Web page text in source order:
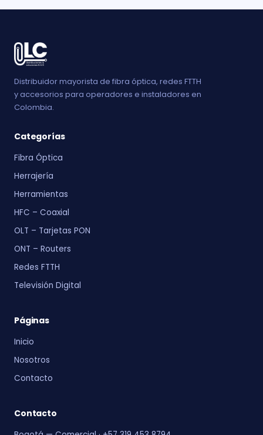
Distribuidor mayorista de fibra óptica, redes FTTH
y accesorios para operadores e instaladores en
Colombia.
Categorías
Fibra Óptica
Herrajería
Herramientas
HFC – Coaxial
OLT – Tarjetas PON
ONT – Routers
Redes FTTH
Televisión Digital
Páginas
Inicio
Nosotros
Contacto
Contacto